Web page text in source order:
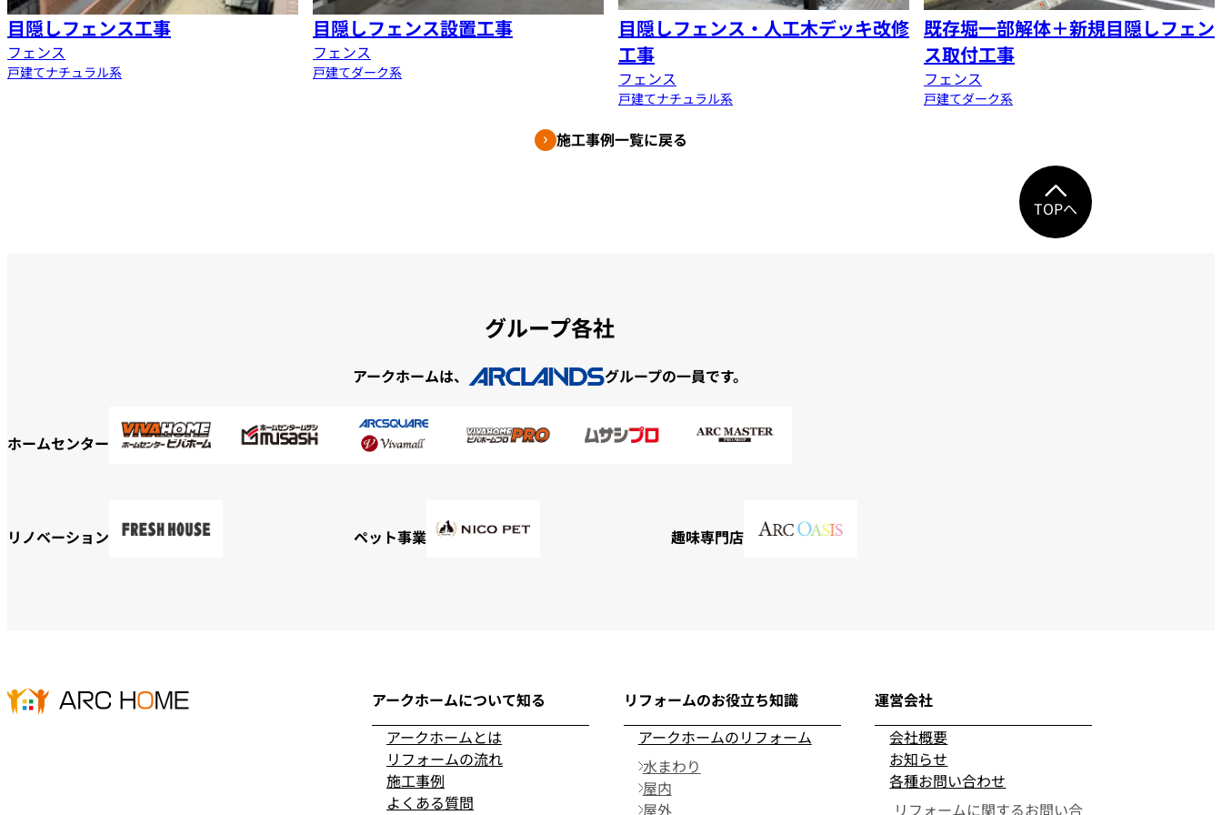
目隠しフェンス工事
フェンス
戸建てナチュラル系
目隠しフェンス設置工事
フェンス
戸建てダーク系
目隠しフェンス・人工木デッキ改修
工事
フェンス
戸建てナチュラル系
既存堀一部解体＋新規目隠しフェン
ス取付工事
フェンス
戸建てダーク系
施工事例一覧に戻る
TOPへ
グループ各社
アークホームは、 グループの一員です。
ホームセンター
リノベーション ペット事業 趣味専門店
アークホームについて知る
アークホームとは
リフォームの流れ
施工事例
よくある質問
リフォームのお役立ち知識
アークホームのリフォーム
水まわり
屋内
屋外
運営会社
会社概要
お知らせ
各種お問い合わせ
リフォームに関するお問い合